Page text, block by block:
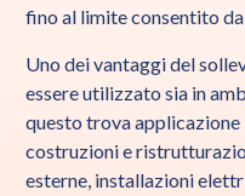
fino al limite consentito
Uno dei vantaggi del
essere utilizzato sia in
questo trova applicazione
costruzioni e
esterne, installazioni